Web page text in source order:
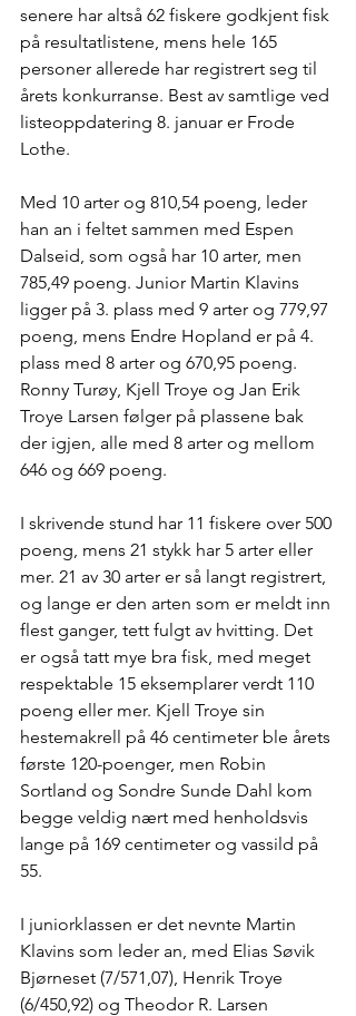
senere har altså 62 fiskere godkjent fisk
på resultatlistene, mens hele 165
personer allerede har registrert seg til
årets konkurranse. Best av samtlige ved
listeoppdatering 8. januar er Frode
Lothe.
Med 10 arter og 810,54 poeng, leder
han an i feltet sammen med Espen
Dalseid, som også har 10 arter, men
785,49 poeng. Junior Martin Klavins
ligger på 3. plass med 9 arter og 779,97
poeng, mens Endre Hopland er på 4.
plass med 8 arter og 670,95 poeng.
Ronny Turøy, Kjell Troye og Jan Erik
Troye Larsen følger på plassene bak
der igjen, alle med 8 arter og mellom
646 og 669 poeng.
I skrivende stund har 11 fiskere over 500
poeng, mens 21 stykk har 5 arter eller
mer. 21 av 30 arter er så langt registrert,
og lange er den arten som er meldt inn
flest ganger, tett fulgt av hvitting. Det
er også tatt mye bra fisk, med meget
respektable 15 eksemplarer verdt 110
poeng eller mer. Kjell Troye sin
hestemakrell på 46 centimeter ble årets
første 120-poenger, men Robin
Sortland og Sondre Sunde Dahl kom
begge veldig nært med henholdsvis
lange på 169 centimeter og vassild på
55.
I juniorklassen er det nevnte Martin
Klavins som leder an, med Elias Søvik
Bjørneset (7/571,07), Henrik Troye
(6/450,92) og Theodor R. Larsen